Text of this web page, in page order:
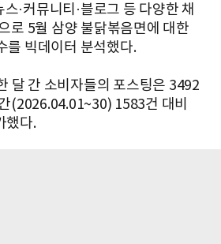
·커뮤니티·블로그 등 다양한 채
로 5월 삼양 불닭볶음면에 대한
를 빅데이터 분석했다.
달 간 소비자들의 포스팅은 3492
(2026.04.01~30) 1583건 대비
했다.